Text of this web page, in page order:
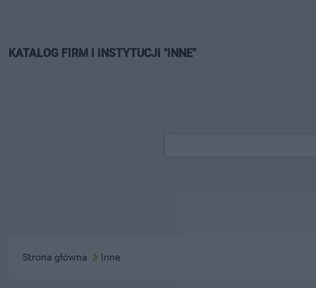
KATALOG FIRM I INSTYTUCJI "INNE"
Strona główna Inne